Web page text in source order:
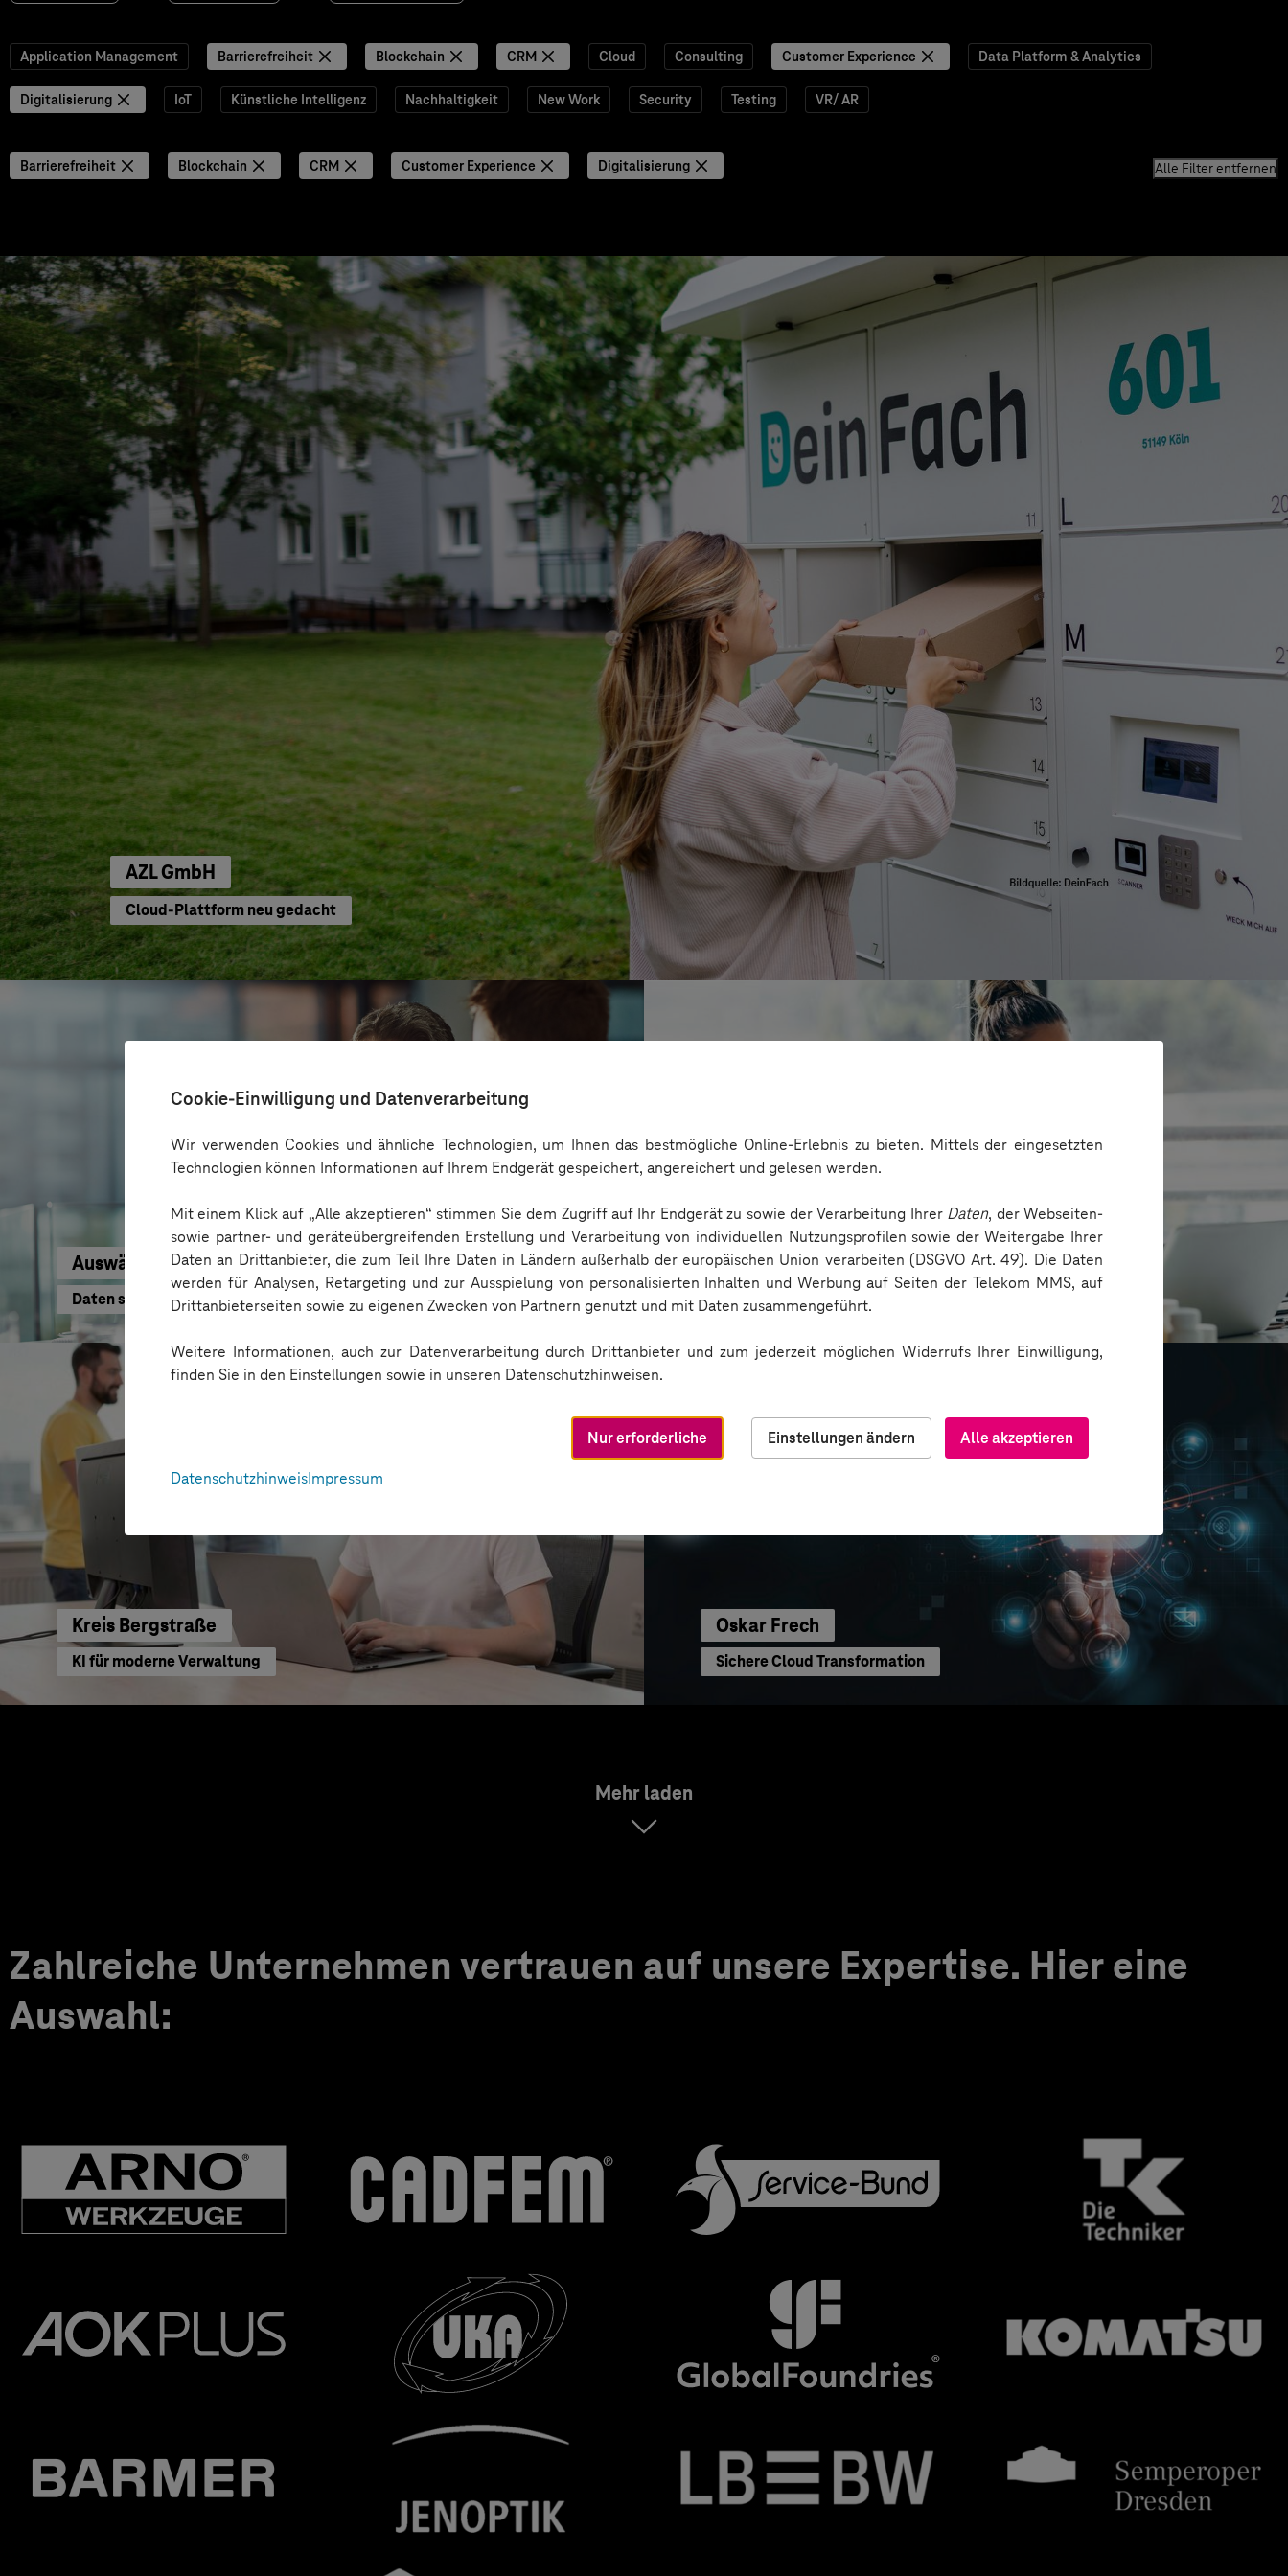
Cookie-Einwilligung und Datenverarbeitung
Wir verwenden Cookies und ähnliche Technologien, um Ihnen das bestmögliche Online-Erlebnis zu bieten. Mittels der eingesetzten
Technologien können Informationen auf Ihrem Endgerät gespeichert, angereichert und gelesen werden.
Mit einem Klick auf „Alle akzeptieren“ stimmen Sie dem Zugriff auf Ihr Endgerät zu sowie der Verarbeitung Ihrer Daten, der Webseiten-
sowie partner- und geräteübergreifenden Erstellung und Verarbeitung von individuellen Nutzungsprofilen sowie der Weitergabe Ihrer
Daten an Drittanbieter, die zum Teil Ihre Daten in Ländern außerhalb der europäischen Union verarbeiten (DSGVO Art. 49). Die Daten
werden für Analysen, Retargeting und zur Ausspielung von personalisierten Inhalten und Werbung auf Seiten der Telekom MMS, auf
Drittanbieterseiten sowie zu eigenen Zwecken von Partnern genutzt und mit Daten zusammengeführt.
Weitere Informationen, auch zur Datenverarbeitung durch Drittanbieter und zum jederzeit möglichen Widerrufs Ihrer Einwilligung,
finden Sie in den Einstellungen sowie in unseren Datenschutzhinweisen.
Alle akzeptieren
Nur erforderliche
Einstellungen ändern
DatenschutzhinweisImpressum
Application Management Barrierefreiheit Blockchain CRM Cloud Consulting Customer Experience Data Platform & Analytics
Digitalisierung IoT Künstliche Intelligenz Nachhaltigkeit New Work Security Testing VR/ AR
Barrierefreiheit Blockchain CRM Customer Experience Digitalisierung Alle Filter entfernen
AZL GmbH
Cloud-Plattform neu gedacht
Auswärtiges Amt
Daten schneller nutzen
BARMER
Sichere Kommunikation über Messenger
Kreis Bergstraße
KI für moderne Verwaltung
Oskar Frech
Sichere Cloud Transformation
Mehr laden
Zahlreiche Unternehmen vertrauen auf unsere Expertise. Hier eine
Auswahl: